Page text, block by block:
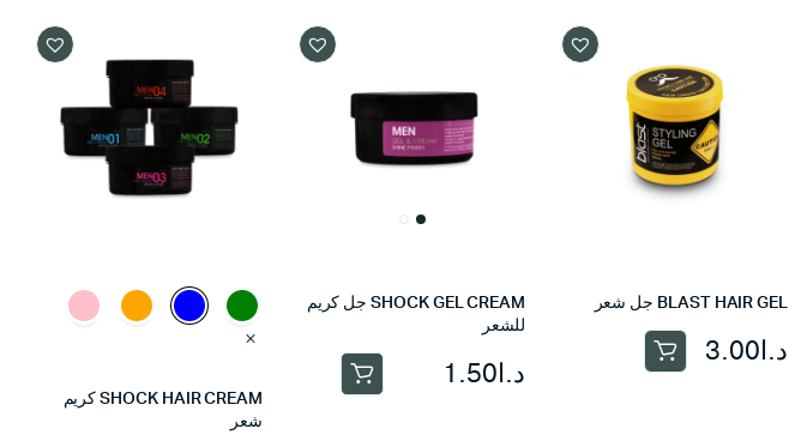
BLAST HAIR GEL جل شعر
د.ا3.00
SHOCK GEL CREAM جل كريم
للشعر
د.ا1.50
SHOCK HAIR CREAM كريم
شعر